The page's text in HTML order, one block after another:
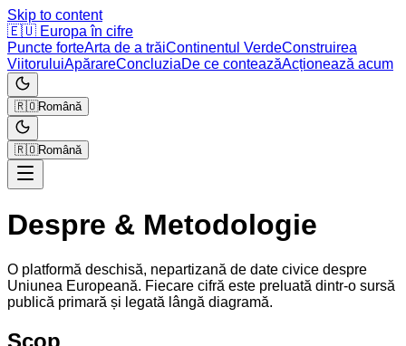
Skip to content
🇪🇺 Europa în cifre
Puncte forteArta de a trăiContinentul VerdeConstruirea
ViitoruluiApărareConcluziaDe ce conteazăAcționează acum
🇷🇴Română
🇷🇴Română
Despre & Metodologie
O platformă deschisă, nepartizană de date civice despre
Uniunea Europeană. Fiecare cifră este preluată dintr-o sursă
publică primară și legată lângă diagramă.
Scop